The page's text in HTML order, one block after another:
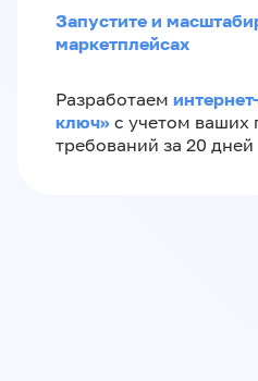
Запустите и
маркетплейсах
Разработаем
ключ»‎ с учетом ваших
требований за 20 дней